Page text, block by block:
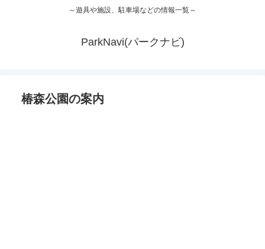
～遊具や施設、駐車場などの情報一覧～
ParkNavi(パークナビ)
椿森公園の案内